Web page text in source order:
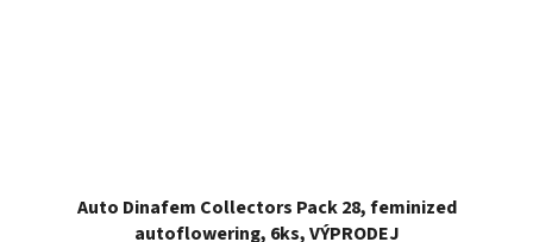
Auto Dinafem Collectors Pack 28, feminized
autoflowering, 6ks, VÝPRODEJ